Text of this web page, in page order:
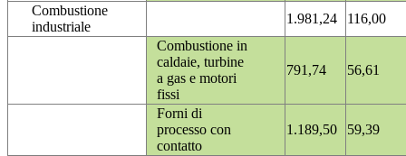
Combustione
industriale
1.981,24
116,00
Combustione in
caldaie, turbine
a gas e motori
fissi
791,74 56,61
Forni di
processo con
contatto
1.189,50 59,39